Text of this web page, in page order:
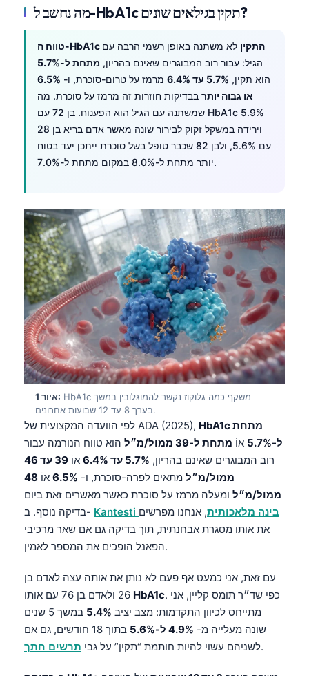
מה נחשב ל-HbA1c תקין בגילאים שונים?
טווח ה-HbA1c התקין לא משתנה באופן רשמי הרבה עם
הגיל: עבור רוב המבוגרים שאינם בהריון, מתחת ל-5.7%
הוא תקין, 5.7% עד 6.4% מרמז על טרום-סוכרת, ו- 6.5%
או גבוה יותר בבדיקות חוזרות זה מרמז על סוכרת. מה
שמשתנה עם הגיל הוא הפענוח. בן 72 עם HbA1c 5.9%
וירידה במשקל זקוק לבירור שונה מאשר אדם בריא בן 28
עם 5.6%, ולבן 82 שכבר טופל בשל סוכרת ייתכן יעד בטוח
יותר מתחת ל-8.0% במקום מתחת ל-7.0%.
איור 1: HbA1c משקף כמה גלוקוז נקשר להמוגלובין במשך
בערך 8 עד 12 שבועות אחרונים.
לפי הוועדה המקצועית של ADA (2025), HbA1c מתחת
ל-5.7%
אוֹ מתחת ל-39 ממול/מ״ל
הוא טווח הנורמה עבור
רוב המבוגרים שאינם בהריון, 5.7% עד 6.4% אוֹ
39 עד 46
ממול/מ״ל מתאים לפרה-סוכרת, ו- 6.5% אוֹ 48
ממול/מ״ל ומעלה מרמז על סוכרת כאשר מאשרים זאת ביום
בדיקה נוסף. ב-
Kantesti בינה מלאכותית, אנחנו מפרשים
את אותו מסגרת אבחנתית, תוך בדיקה גם אם שאר מרכיבי
הפאנל הופכים את המספר לאמין.
עם זאת, אני כמעט אף פעם לא נותן את אותה עצה לאדם בן
HbA1c. כפי שד״ר תומס קליין, אני
מתייחס לכיוון התקדמות: מצב יציב 5.4%
במשך 5 שנים
שונה מעלייה מ- 4.9% ל-5.6%
בתוך 18 חודשים, גם אם
לשניהם עשוי להיות חותמת “תקין” על גבי תרשים חתך .